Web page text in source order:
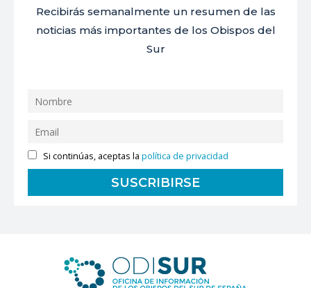
Recibirás semanalmente un resumen de las
noticias más importantes de los Obispos del
Sur
Si continúas, aceptas lapolítica de privacidad